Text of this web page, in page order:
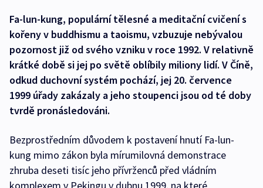
Fa-lun-kung, populární tělesné a meditační cvičení s
kořeny v buddhismu a taoismu, vzbuzuje nebývalou
pozornost již od svého vzniku v roce 1992. V relativně
krátké době si jej po světě oblíbily miliony lidí. V Číně,
odkud duchovní systém pochází, jej 20. července
1999 úřady zakázaly a jeho stoupenci jsou od té doby
tvrdě pronásledováni.
Bezprostředním důvodem k postavení hnutí Fa-lun-
kung mimo zákon byla mírumilovná demonstrace
zhruba deseti tisíc jeho přívrženců před vládním